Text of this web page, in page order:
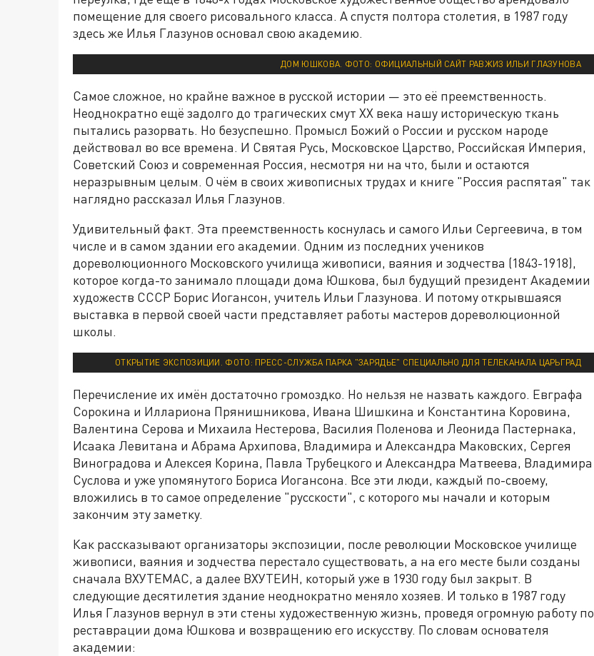
помещение для своего рисовального класса. А спустя полтора столетия, в 1987 году
здесь же Илья Глазунов основал свою академию.
ДОМ ЮШКОВА. ФОТО: ОФИЦИАЛЬНЫЙ САЙТ РАВЖИЗ ИЛЬИ ГЛАЗУНОВА
Самое сложное, но крайне важное в русской истории — это её преемственность.
Неоднократно ещё задолго до трагических смут XX века нашу историческую ткань
пытались разорвать. Но безуспешно. Промысл Божий о России и русском народе
действовал во все времена. И Святая Русь, Московское Царство, Российская Империя,
Советский Союз и современная Россия, несмотря ни на что, были и остаются
неразрывным целым. О чём в своих живописных трудах и книге "Россия распятая" так
наглядно рассказал Илья Глазунов.
Удивительный факт. Эта преемственность коснулась и самого Ильи Сергеевича, в том
числе и в самом здании его академии. Одним из последних учеников
дореволюционного Московского училища живописи, ваяния и зодчества (1843-1918),
которое когда-то занимало площади дома Юшкова, был будущий президент Академии
художеств СССР Борис Иогансон, учитель Ильи Глазунова. И потому открывшаяся
выставка в первой своей части представляет работы мастеров дореволюционной
школы.
ОТКРЫТИЕ ЭКСПОЗИЦИИ. ФОТО: ПРЕСС-СЛУЖБА ПАРКА "ЗАРЯДЬЕ" СПЕЦИАЛЬНО ДЛЯ ТЕЛЕКАНАЛА ЦАРЬГРАД
Перечисление их имён достаточно громоздко. Но нельзя не назвать каждого. Евграфа
Сорокина и Иллариона Прянишникова, Ивана Шишкина и Константина Коровина,
Валентина Серова и Михаила Нестерова, Василия Поленова и Леонида Пастернака,
Исаака Левитана и Абрама Архипова, Владимира и Александра Маковских, Сергея
Виноградова и Алексея Корина, Павла Трубецкого и Александра Матвеева, Владимира
Суслова и уже упомянутого Бориса Иогансона. Все эти люди, каждый по-своему,
вложились в то самое определение "русскости", с которого мы начали и которым
закончим эту заметку.
Как рассказывают организаторы экспозиции, после революции Московское училище
живописи, ваяния и зодчества перестало существовать, а на его месте были созданы
сначала ВХУТЕМАС, а далее ВХУТЕИН, который уже в 1930 году был закрыт. В
следующие десятилетия здание неоднократно меняло хозяев. И только в 1987 году
Илья Глазунов вернул в эти стены художественную жизнь, проведя огромную работу по
реставрации дома Юшкова и возвращению его искусству. По словам основателя
академии: